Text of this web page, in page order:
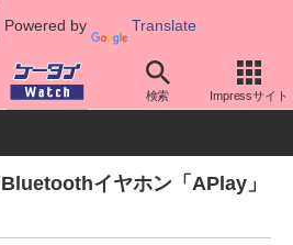
Powered by Translate
検索 Impressサイト
UQ 周辺機器
イヤホン「APlay」